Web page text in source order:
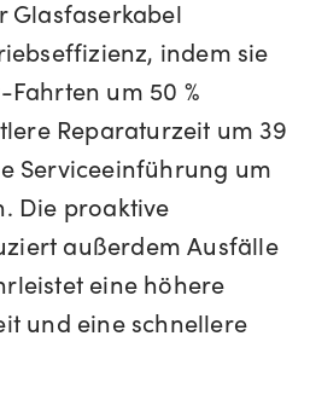
Glasfaserkabel
indem sie
um 50 %
Reparaturzeit um 39
Serviceeinführung um
Die proaktive
außerdem Ausfälle
eine höhere
und eine schnellere